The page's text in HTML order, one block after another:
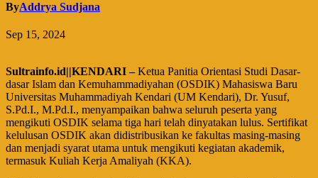
ByAddrya Sudjana
Sep 15, 2024
Sultrainfo.id||KENDARI –Ketua Panitia Orientasi Studi Dasar-
dasar Islam dan Kemuhammadiyahan (OSDIK) Mahasiswa Baru
Universitas Muhammadiyah Kendari (UM Kendari), Dr. Yusuf,
S.Pd.I., M.Pd.I., menyampaikan bahwa seluruh peserta yang
mengikuti OSDIK selama tiga hari telah dinyatakan lulus. Sertifikat
kelulusan OSDIK akan didistribusikan ke fakultas masing-masing
dan menjadi syarat utama untuk mengikuti kegiatan akademik,
termasuk Kuliah Kerja Amaliyah (KKA).